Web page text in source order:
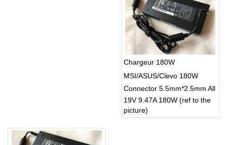
Chargeur 180W
MSI/ASUS/Clevo 180W
Connector 5.5mm*2.5mm All
Series Gaming
Laptop/Notebook
19V 9.47A 180W (ref to the
picture)